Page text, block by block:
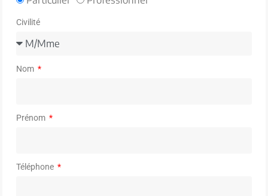
Civilité
Nom
Prénom
Téléphone